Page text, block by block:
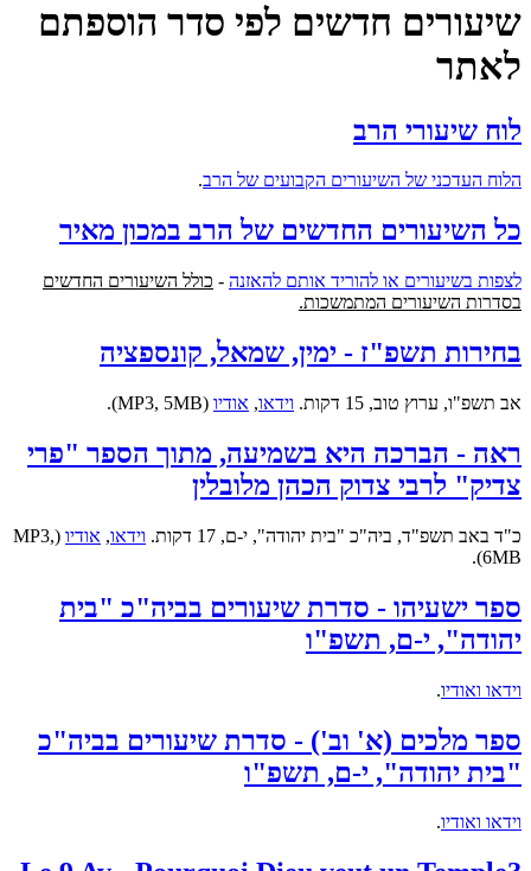
שיעורים חדשים לפי סדר הוספתם
לאתר
לוח שיעורי הרב
הלוח העדכני של השיעורים הקבועים של הרב.
כל השיעורים החדשים של הרב במכון מאיר
לצפות בשיעורים או להוריד אותם להאזנה - כולל השיעורים החדשים
בסדרות השיעורים המתמשכות.
בחירות תשפ"ז - ימין, שמאל, קונספציה
אב תשפ"ו, ערוץ טוב, 15 דקות. וידאו, אודיו (MP3, 5MB).
ראה - הברכה היא בשמיעה, מתוך הספר "פרי
צדיק" לרבי צדוק הכהן מלובלין
כ"ד באב תשפ"ד, ביה"כ "בית יהודה", י-ם, 17 דקות. וידאו, אודיו (MP3,
6MB).
ספר ישעיהו - סדרת שיעורים בביה"כ "בית
יהודה", י-ם, תשפ"ו
וידאו ואודיו.
ספר מלכים (א' וב') - סדרת שיעורים בביה"כ
"בית יהודה", י-ם, תשפ"ו
וידאו ואודיו.